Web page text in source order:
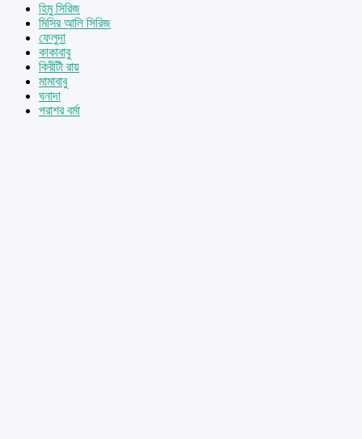
হিমু সিরিজ
মিসির আলি সিরিজ
ফেলুদা
কাকাবাবু
কিরীটী রায়
মামাবাবু
ঘনাদা
পরাশর বর্মা